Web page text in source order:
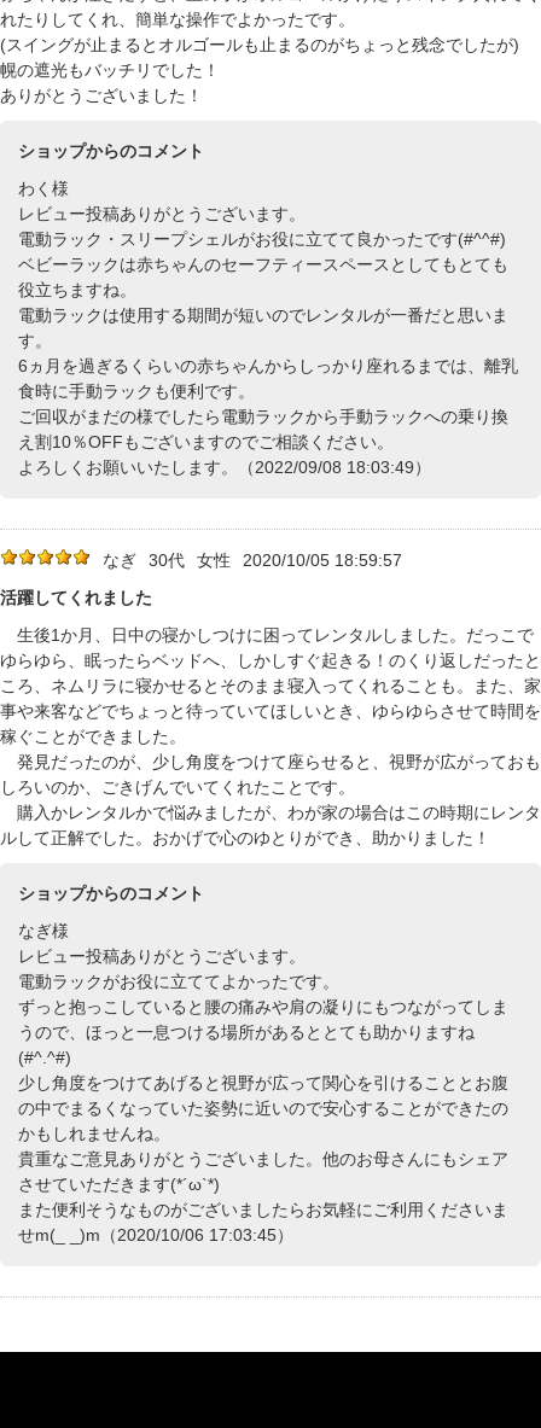
れたりしてくれ、簡単な操作でよかったです。
(スイングが止まるとオルゴールも止まるのがちょっと残念でしたが)
幌の遮光もバッチリでした！
ありがとうございました！
ショップからのコメント
わく様
レビュー投稿ありがとうございます。
電動ラック・スリープシェルがお役に立てて良かったです(#^^#)
ベビーラックは赤ちゃんのセーフティースペースとしてもとても
役立ちますね。
電動ラックは使用する期間が短いのでレンタルが一番だと思いま
す。
6ヵ月を過ぎるくらいの赤ちゃんからしっかり座れるまでは、離乳
食時に手動ラックも便利です。
ご回収がまだの様でしたら電動ラックから手動ラックへの乗り換
え割10％OFFもございますのでご相談ください。
よろしくお願いいたします。（2022/09/08 18:03:49）
なぎ 30代 女性
2020/10/05 18:59:57
活躍してくれました
生後1か月、日中の寝かしつけに困ってレンタルしました。だっこで
ゆらゆら、眠ったらベッドへ、しかしすぐ起きる！のくり返しだったと
ころ、ネムリラに寝かせるとそのまま寝入ってくれることも。また、家
事や来客などでちょっと待っていてほしいとき、ゆらゆらさせて時間を
稼ぐことができました。
発見だったのが、少し角度をつけて座らせると、視野が広がっておも
しろいのか、ごきげんでいてくれたことです。
購入かレンタルかで悩みましたが、わが家の場合はこの時期にレンタ
ルして正解でした。おかげで心のゆとりができ、助かりました！
ショップからのコメント
なぎ様
レビュー投稿ありがとうございます。
電動ラックがお役に立ててよかったです。
ずっと抱っこしていると腰の痛みや肩の凝りにもつながってしま
うので、ほっと一息つける場所があるととても助かりますね
(#^.^#)
少し角度をつけてあげると視野が広って関心を引けることとお腹
の中でまるくなっていた姿勢に近いので安心することができたの
かもしれませんね。
貴重なご意見ありがとうございました。他のお母さんにもシェア
させていただきます(*´ω`*)
また便利そうなものがございましたらお気軽にご利用くださいま
せm(_ _)m（2020/10/06 17:03:45）